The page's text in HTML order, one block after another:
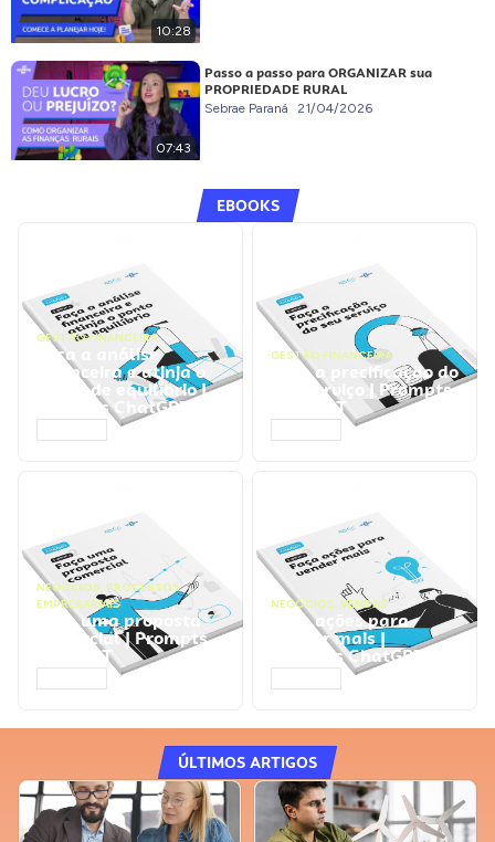
10:28
07:43
Passo a passo para ORGANIZAR sua
PROPRIEDADE RURAL
Sebrae Paraná 21/04/2026
EBOOKS
GESTÃO FINANCEIRA
Faça a análise
financeira e atinja o
ponto de equilíbrio |
Prompts ChatGPT
GESTÃO FINANCEIRA
Faça a precificação do
seu serviço | Prompts
ChatGPT
NEGÓCIOS, PROCESSOS
EMPRESARIAIS
Faça uma proposta
comercial | Prompts
ChatGPT
NEGÓCIOS, VENDAS
Faça ações para
vender mais |
Prompts ChatGPT
ÚLTIMOS ARTIGOS